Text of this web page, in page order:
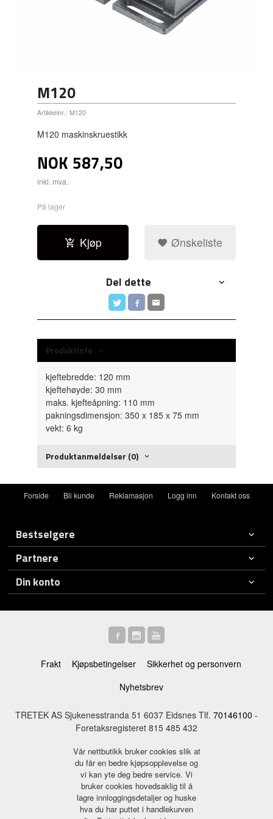
M120
Artikkelnr.: M120
M120 maskinskruestikk
NOK 587,50
inkl. mva.
På lager
Kjøp Ønskeliste
Del dette
Produktinfo
kjeftebredde: 120 mm
kjeftehøyde: 30 mm
maks. kjefteåpning: 110 mm
pakningsdimensjon: 350 x 185 x 75 mm
vekt: 6 kg
Produktanmeldelser (0)
Forside Bli kunde Reklamasjon Logg inn Kontakt oss
Bestselgere
Partnere
Din konto
Frakt Kjøpsbetingelser
Sikkerhet og personvern
Nyhetsbrev
TRETEK AS Sjukenesstranda 51 6037 Eidsnes Tlf. 70146100 -
Foretaksregisteret 815 485 432
Vår nettbutikk bruker cookies slik at
du får en bedre kjøpsopplevelse og
vi kan yte deg bedre service. Vi
bruker cookies hovedsaklig til å
lagre innloggingsdetaljer og huske
hva du har puttet i handlekurven